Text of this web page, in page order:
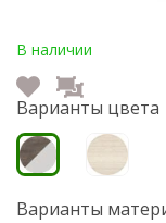
В наличии
Варианты цвета
Варианты